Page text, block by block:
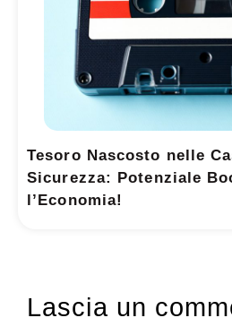
Tesoro Nascosto nelle
Sicurezza: Potenziale
l’Economia!
Lascia un